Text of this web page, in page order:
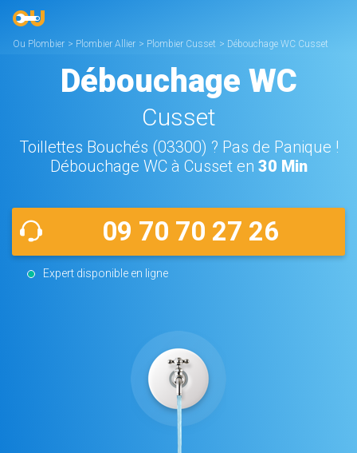
Ou Plombier > Plombier Allier > Plombier Cusset > Débouchage WC Cusset
Débouchage WC
Cusset
Toillettes Bouchés (03300) ? Pas de Panique !
Débouchage WC à Cusset en 30 Min
09 70 70 27 26
Expert disponible en ligne